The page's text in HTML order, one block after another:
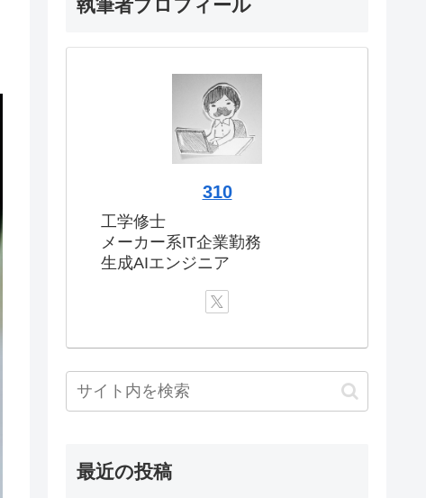
執筆者プロフィール
310
工学修士
メーカー系IT企業勤務
生成AIエンジニア
最近の投稿